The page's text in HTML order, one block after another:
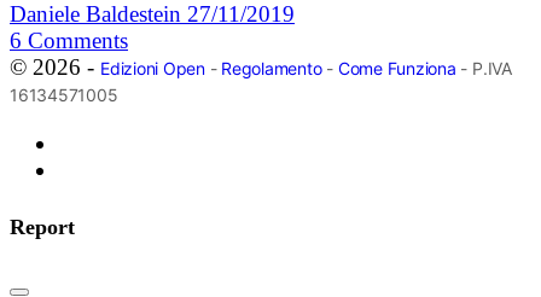
Daniele Baldestein 27/11/2019
6 Comments
© 2026 - Edizioni Open- Regolamento- Come Funziona - P.IVA
16134571005
Report